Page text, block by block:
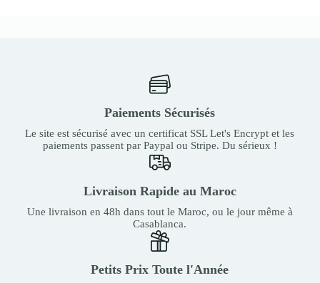
Paiements Sécurisés
Le site est sécurisé avec un certificat SSL Let's Encrypt et les
paiements passent par Paypal ou Stripe. Du sérieux !
Livraison Rapide au Maroc
Une livraison en 48h dans tout le Maroc, ou le jour même à
Casablanca.
Petits Prix Toute l'Année